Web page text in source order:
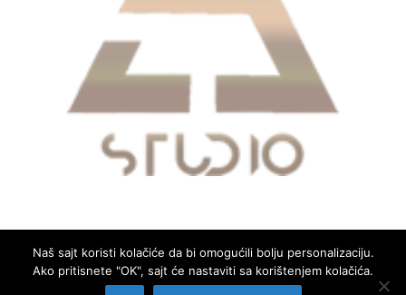
Copyright © 2026 Glas Mrkojevića. All rights reserved.
Naš sajt koristi kolačiće da bi omogućili bolju personalizaciju.
Ako pritisnete "OK", sajt će nastaviti sa korištenjem kolačića.